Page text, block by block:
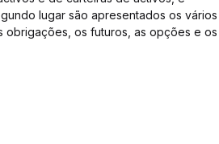
lugar são apresentados os vários
obrigações, os futuros, as opções e os